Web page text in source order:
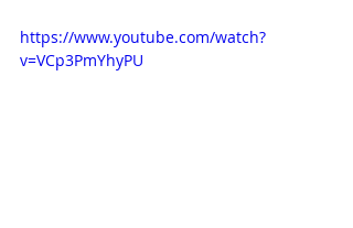
https://www.youtube.com/watch?
v=VCp3PmYhyPU